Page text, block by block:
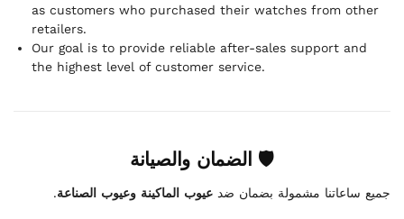
as customers who purchased their watches from other
retailers.
Our goal is to provide reliable after-sales support and
the highest level of customer service.
🛡 الضمان والصيانة
جميع ساعاتنا مشمولة بضمان ضد عيوب الماكينة وعيوب الصناعة.